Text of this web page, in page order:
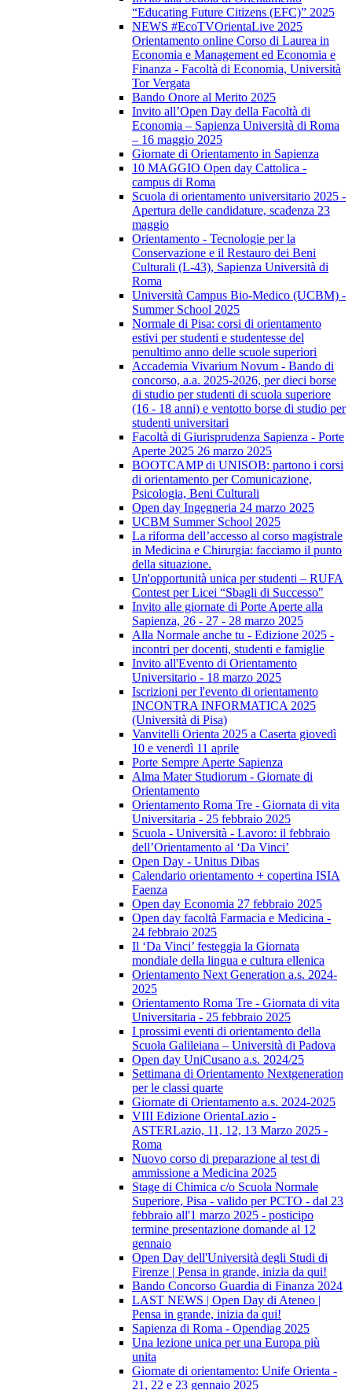
“Educating Future Citizens (EFC)” 2025
NEWS #EcoTVOrientaLive 2025
Orientamento online Corso di Laurea in
Economia e Management ed Economia e
Finanza - Facoltà di Economia, Università
Tor Vergata
Bando Onore al Merito 2025
Invito all’Open Day della Facoltà di
Economia – Sapienza Università di Roma
– 16 maggio 2025
Giornate di Orientamento in Sapienza
10 MAGGIO Open day Cattolica -
campus di Roma
Scuola di orientamento universitario 2025 -
Apertura delle candidature, scadenza 23
maggio
Orientamento - Tecnologie per la
Conservazione e il Restauro dei Beni
Culturali (L-43), Sapienza Università di
Roma
Università Campus Bio-Medico (UCBM) -
Summer School 2025
Normale di Pisa: corsi di orientamento
estivi per studenti e studentesse del
penultimo anno delle scuole superiori
Accademia Vivarium Novum - Bando di
concorso, a.a. 2025-2026, per dieci borse
di studio per studenti di scuola superiore
(16 - 18 anni) e ventotto borse di studio per
studenti universitari
Facoltà di Giurisprudenza Sapienza - Porte
Aperte 2025 26 marzo 2025
BOOTCAMP di UNISOB: partono i corsi
di orientamento per Comunicazione,
Psicologia, Beni Culturali
Open day Ingegneria 24 marzo 2025
UCBM Summer School 2025
La riforma dell’accesso al corso magistrale
in Medicina e Chirurgia: facciamo il punto
della situazione.
Un'opportunità unica per studenti – RUFA
Contest per Licei “Sbagli di Successo"
Invito alle giornate di Porte Aperte alla
Sapienza, 26 - 27 - 28 marzo 2025
Alla Normale anche tu - Edizione 2025 -
incontri per docenti, studenti e famiglie
Invito all'Evento di Orientamento
Universitario - 18 marzo 2025
Iscrizioni per l'evento di orientamento
INCONTRA INFORMATICA 2025
(Università di Pisa)
Vanvitelli Orienta 2025 a Caserta giovedì
10 e venerdì 11 aprile
Porte Sempre Aperte Sapienza
Alma Mater Studiorum - Giornate di
Orientamento
Orientamento Roma Tre - Giornata di vita
Universitaria - 25 febbraio 2025
Scuola - Università - Lavoro: il febbraio
dell’Orientamento al ‘Da Vinci’
Open Day - Unitus Dibas
Calendario orientamento + copertina ISIA
Faenza
Open day Economia 27 febbraio 2025
Open day facoltà Farmacia e Medicina -
24 febbraio 2025
Il ‘Da Vinci’ festeggia la Giornata
mondiale della lingua e cultura ellenica
Orientamento Next Generation a.s. 2024-
2025
Orientamento Roma Tre - Giornata di vita
Universitaria - 25 febbraio 2025
I prossimi eventi di orientamento della
Scuola Galileiana – Università di Padova
Open day UniCusano a.s. 2024/25
Settimana di Orientamento Nextgeneration
per le classi quarte
Giornate di Orientamento a.s. 2024-2025
VIII Edizione OrientaLazio -
ASTERLazio, 11, 12, 13 Marzo 2025 -
Roma
Nuovo corso di preparazione al test di
ammissione a Medicina 2025
Stage di Chimica c/o Scuola Normale
Superiore, Pisa - valido per PCTO - dal 23
febbraio all'1 marzo 2025 - posticipo
termine presentazione domande al 12
gennaio
Open Day dell'Università degli Studi di
Firenze | Pensa in grande, inizia da qui!
Bando Concorso Guardia di Finanza 2024
LAST NEWS | Open Day di Ateneo |
Pensa in grande, inizia da qui!
Sapienza di Roma - Opendiag 2025
Una lezione unica per una Europa più
unita
Giornate di orientamento: Unife Orienta -
21, 22 e 23 gennaio 2025